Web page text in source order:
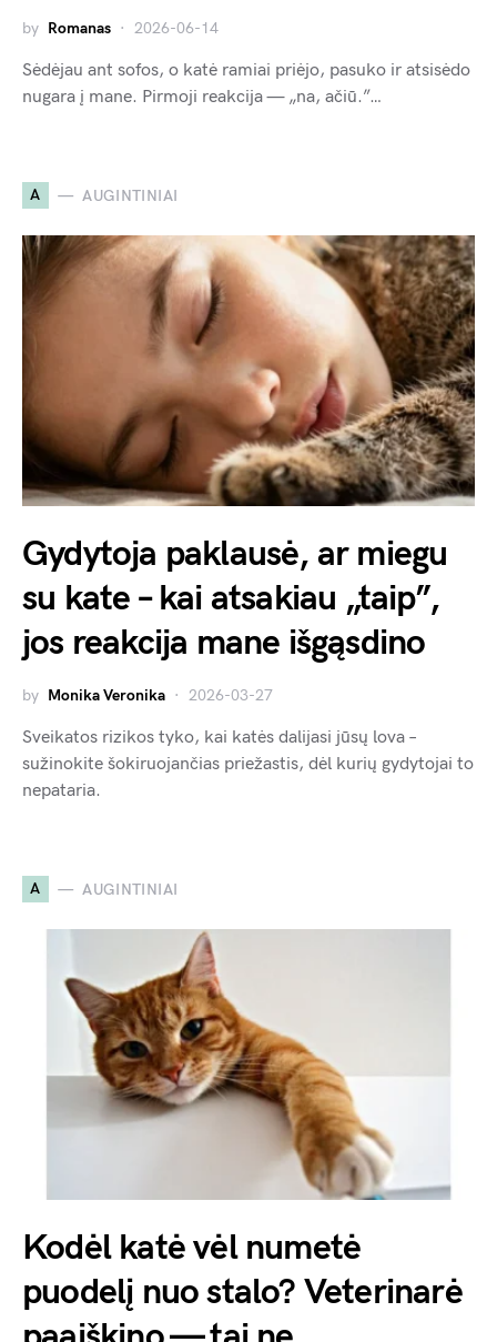
by Romanas 2026-06-14
Sėdėjau ant sofos, o katė ramiai priėjo, pasuko ir atsisėdo
nugara į mane. Pirmoji reakcija — „na, ačiū.”…
A AUGINTINIAI
Gydytoja paklausė, ar miegu
su kate – kai atsakiau „taip”,
jos reakcija mane išgąsdino
by Monika Veronika 2026-03-27
Sveikatos rizikos tyko, kai katės dalijasi jūsų lova –
sužinokite šokiruojančias priežastis, dėl kurių gydytojai to
nepataria.
A AUGINTINIAI
Kodėl katė vėl numetė
puodelį nuo stalo? Veterinarė